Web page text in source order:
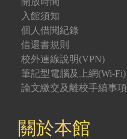
入館須知
個人借閱紀錄
借還書規則
校外連線說明(VPN)
筆記型電腦及上網(Wi-Fi)
論文繳交及離校手續事項
關於本館